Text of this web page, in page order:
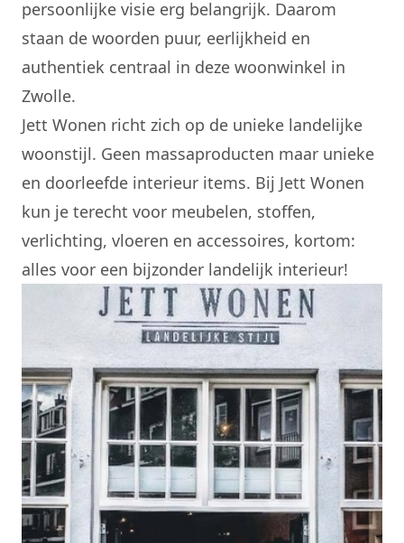
persoonlijke visie erg belangrijk. Daarom
staan de woorden puur, eerlijkheid en
authentiek centraal in deze woonwinkel in
Zwolle.
Jett Wonen richt zich op de unieke landelijke
woonstijl. Geen massaproducten maar unieke
en doorleefde interieur items. Bij Jett Wonen
kun je terecht voor meubelen, stoffen,
verlichting, vloeren en accessoires, kortom:
alles voor een bijzonder landelijk interieur!